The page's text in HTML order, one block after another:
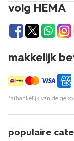
volg HEMA
makkelijk
*afhankelijk van de
populaire